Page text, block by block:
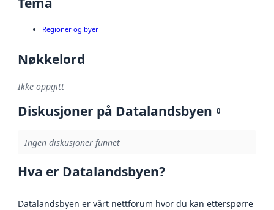
Regioner og byer
Nøkkelord
Ikke oppgitt
Diskusjoner på Datalandsbyen 0
Ingen diskusjoner funnet
Hva er Datalandsbyen?
Datalandsbyen er vårt nettforum hvor du kan etterspørre